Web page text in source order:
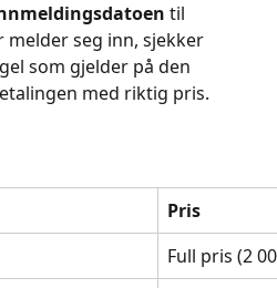
til
seg inn, sjekker
som gjelder på den
med riktig pris.
Pris
Full pris (2